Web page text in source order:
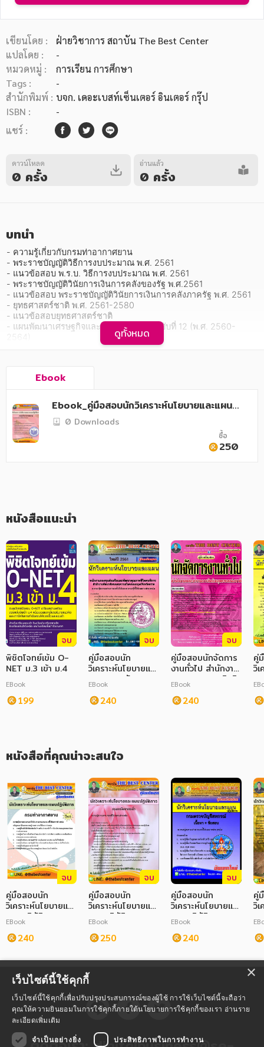
หมวดหมู่หนังสือ
หมวดหมู่ยอดนิยม
หนังสือออกใหม่ หนังสือยอดนิยม หนังสือเช่า
อีบุ๊กอ่านฟรี
หมวดหมู่หนังสือ
อาหาร สุขภาพ การแพทย์
ศิลปะ บันเทิง กีฬา ท่องเที่ยว
สังคม วัฒนธรรม การปกครอง ศาสนาและปรัชญา
ศาสนา และปรัชญา
การเงิน การลงทุน บริหาร
นิตยสาร หนังสือพิมพ์
ครอบครัว
วรรณกรรม
เทคโนโลยี การสื่อสาร วิทยาศาสตร์
ภาษาศาสตร์
หนังสือเด็ก
การพัฒนาตนเอง
ความรู้ทั่วไป
การ์ตูนความรู้ การ์ตูน
การ์ตูนมังงะ (Manga)
เขียนโดย :
ฝ่ายวิชาการ สถาบัน The Best Center
แปลโดย :
-
หมวดหมู่ :
การเรียน การศึกษา
Tags :
-
สำนักพิมพ์ : บจก. เดอะเบสท์เซ็นเตอร์ อินเตอร์ กรุ๊ป
ISBN :
-
แชร์ :
ดาวน์โหลด
0 ครั้ง
อ่านแล้ว
0 ครั้ง
บทนำ
- ความรู้เกี่ยวกับกรมท่าอากาศยาน
- พระราชบัญญัติวิธีการงบประมาณ พ.ศ. 2561
- แนวข้อสอบ พ.ร.บ. วิธีการงบประมาณ พ.ศ. 2561
- พระราชบัญญัติวินัยการเงินการคลังของรัฐ พ.ศ.2561
- แนวข้อสอบ พระราชบัญญัติวินัยการเงินการคลังภาครัฐ พ.ศ. 2561
- ยุทธศาสตร์ชาติ พ.ศ. 2561-2580
- แนวข้อสอบยุทธศาสตร์ชาติ
- แผนพัฒนาเศรษฐกิจและสังคมแห่งชาติ ฉบับที่ 12 (พ.ศ. 2560-
2564)
- แนวข้อสอบ แผนพัฒนาเศรษฐกิจและสังคมแห่งชาติฉบับที่ 12
- การจัดทาการดำเนินงาน การติดตามและประเมินผลนโยบาย
- แนวข้อสอบ นักวิเคราะห์นโยบายและแผน ชุดที่ 2.
- แนวข้อสอบ นักวิเคราะห์นโยบายและแผน ชุดที่ 3.
- แนวข้อสอบ ความรู้ด้านคอมพิวเตอร์
- แนวข้อสอบ ภาษาอังกฤษ
- เทคนิคการสอบสัมภาษณ์
ได้เล็งเห็นความสำคัญจึงได้จัดทำหนังสือเล่มนี้ ขึ้นมาประกอบด้วย
ดูทั้งหมด
Ebook
Ebook_คู่มือสอบนักวิเคราะห์นโยบายและแผนป
ฏิบัติการ กรมท่าอากาศยาน
0 Downloads
ซื้อ
250
หนังสือแนะนำ
จบ
พิชิตโจทย์เข้ม O-
NET ม.3 เข้า ม.4
EBook
199
จบ
คู่มือสอบนัก
วิเคราะห์นโยบายและ
แผน สนง.พัฒนา
สังคมและความ
มั่นคงของมนุษย์
EBook
240
จบ
คู่มือสอบนักจัดการ
งานทั่วไป สำนักงาน
คณะกรรมการสิทธิ
มนุษยชน แห่งชาติ
EBook
240
คู่
วิ
แ
ก
พ
หนังสือที่คุณน่าจะสนใจ
จบ
คู่มือสอบนัก
วิเคราะห์นโยบายและ
แผนปฏิบัติการ
กรมท่าอากาศยาน
EBook
240
จบ
คู่มือสอบนัก
วิเคราะห์นโยบายและ
แผนปฏิบัติการ กรม
ทรัพยากรน้ำ
EBook
250
จบ
คู่มือสอบนัก
วิเคราะห์นโยบายและ
แผนปฏิบัติการ กรม
ตรวจบัญชีสหกรณ์
EBook
240
คู่
วิ
แ
ส
มั่
×
เว็บไซต์นี้ใช้คุกกี้
เว็บไซต์นี้ใช้คุกกี้เพื่อปรับปรุงประสบการณ์ของผู้ใช้ การใช้เว็บไซต์นี้จะถือว่า
คุณให้ความยินยอมในการใช้คุกกี้ภายใต้นโยบายการใช้คุกกี้ของเรา อ่านราย
ละเอียดเพิ่มเติม
จำเป็นอย่างยิ่ง
ประสิทธิภาพในการทำงาน